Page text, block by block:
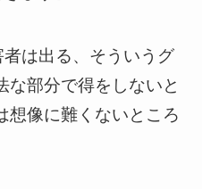
は出る、そういうグ
な部分で得をしないと
想像に難くないところ